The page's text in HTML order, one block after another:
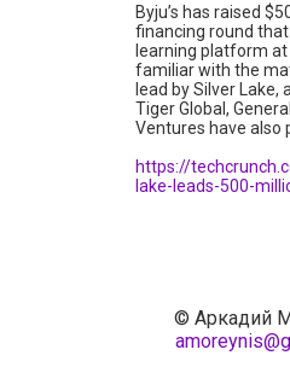
Byju’s has raised
financing round
learning platform at
familiar with the
lead by Silver Lake,
Tiger Global,
Ventures have also
https://
lake-leads-500-
© Аркадий